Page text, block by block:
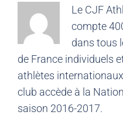
Le CJF
compte
dans tous
de France individuels
athlètes
club accède à la
saison 2016-2017.